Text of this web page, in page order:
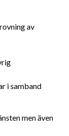
av
i samband
men även